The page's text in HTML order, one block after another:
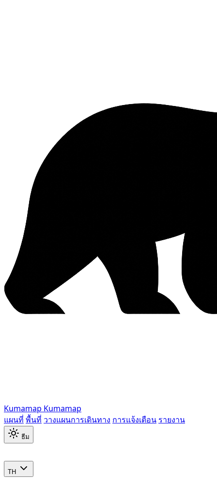
Kumamap Kumamap
แผนที่ พื้นที่ วางแผนการเดินทาง การแจ้งเตือน รายงาน
ธีม
TH